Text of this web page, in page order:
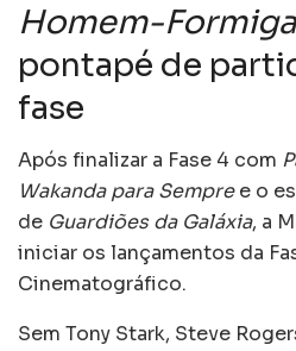
Homem-
pontapé de
fase
Após finalizar a Fase 4 com
Wakanda para Sempree o
de Guardiões da Galáxia, a
iniciar os lançamentos da
Cinematográfico.
Sem Tony Stark, Steve